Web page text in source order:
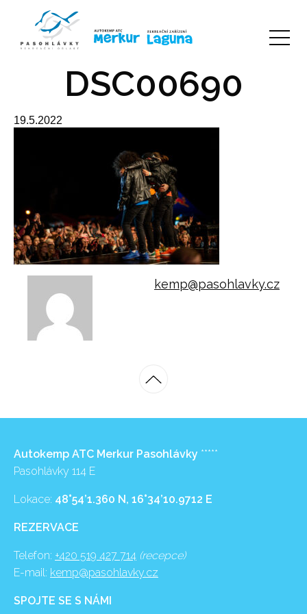
DSC00690
19.5.2022
kemp@pasohlavky.cz
Autokemp ATC Merkur Pasohlávky *****
Pasohlávky 114 E
Lokace: 48°54’1.360 N, 16°34’10.9712 E
REZERVACE
Telefon: +420 519 427 714 (recepce)
E-mail: kemp@pasohlavky.cz
SPOJTE SE S NÁMI